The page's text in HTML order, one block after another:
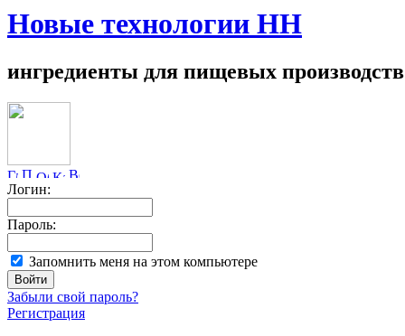
Новые технологии НН
ингредиенты для пищевых производств
Логин:
Пароль:
Запомнить меня на этом компьютере
Забыли свой пароль?
Регистрация